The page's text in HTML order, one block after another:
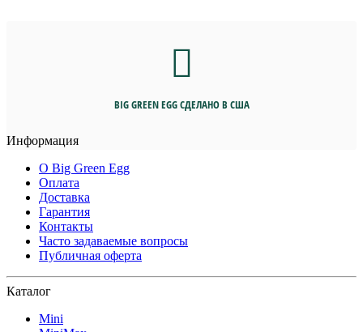
BIG GREEN EGG СДЕЛАНО В США
Информация
О Big Green Egg
Оплата
Доставка
Гарантия
Контакты
Часто задаваемые вопросы
Публичная оферта
Каталог
Mini